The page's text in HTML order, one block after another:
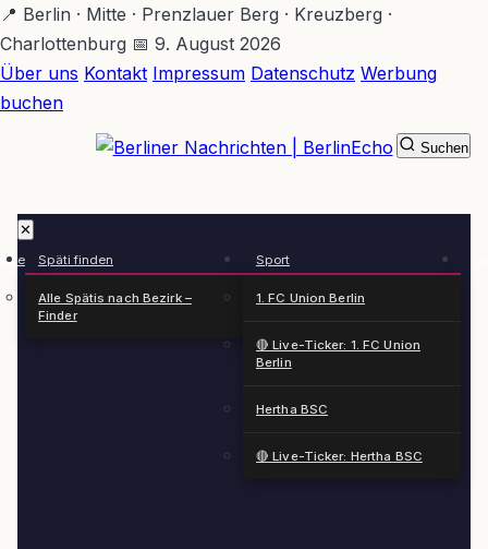
Zum
Hauptinhalt
springen
📍 Berlin · Mitte · Prenzlauer Berg · Kreuzberg ·
Charlottenburg 📅 9. August 2026
Über uns Kontakt Impressum Datenschutz Werbung
buchen
✕
Späti finden
Alle Spätis nach Bezirk –
Finder
Sport
1. FC Union Berlin
🔴 Live-Ticker: 1. FC Union
Berlin
Hertha BSC
🔴 Live-Ticker: Hertha BSC
Suchen